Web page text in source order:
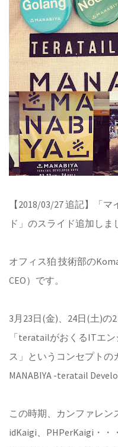
【2018/03/27 追記】「
ド」のスライド追加しま
オフィス狛 技術部の
CEO）です。
3月23日(金)、24日(土)の2
「teratailがおくるITエ
ス」というコンセプトの
MANABIYA -teratail
この時期、カンファレン
idKaigi、PHPerKaigi・・